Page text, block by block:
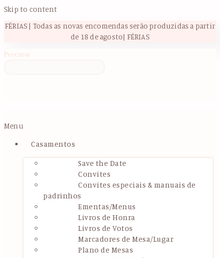
Skip to content
FÉRIAS | Todas as novas encomendas serão produzidas a partir
de 18 de agosto| FÉRIAS
Procurar
Menu
Casamentos
Save the Date
Convites
Convites especiais & manuais de
padrinhos
Ementas/Menus
Livros de Honra
Livros de Votos
Marcadores de Mesa/Lugar
Plano de Mesas